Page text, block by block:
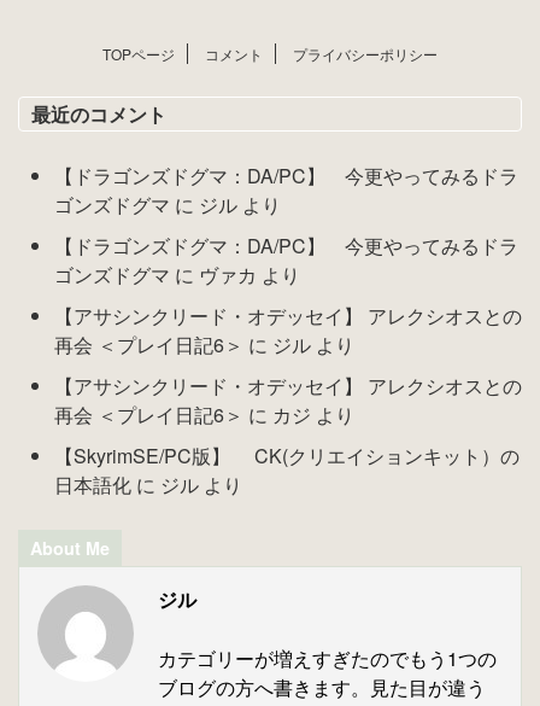
TOPページ コメント プライバシーポリシー
最近のコメント
【ドラゴンズドグマ：DA/PC】 今更やってみるドラ
ゴンズドグマ に ジル より
【ドラゴンズドグマ：DA/PC】 今更やってみるドラ
ゴンズドグマ に ヴァカ より
【アサシンクリード・オデッセイ】 アレクシオスとの
再会 ＜プレイ日記6＞ に ジル より
【アサシンクリード・オデッセイ】 アレクシオスとの
再会 ＜プレイ日記6＞ に カジ より
【SkyrimSE/PC版】 CK(クリエイションキット）の
日本語化 に ジル より
About Me
ジル
カテゴリーが増えすぎたのでもう1つの
ブログの方へ書きます。見た目が違う